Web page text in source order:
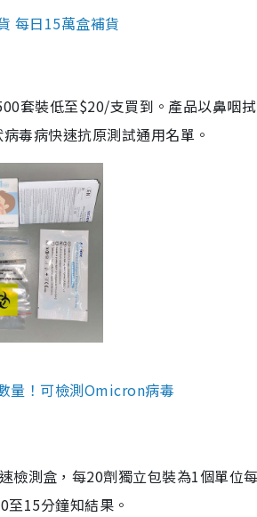
每日15萬盒補貨
套裝低至$20/支買到。產品以鼻咽
毒病快速抗原測試通用名單。
量！可檢測Omicron病毒
檢測盒，每20劑獨立包裝為1個單位
15分鐘知結果。